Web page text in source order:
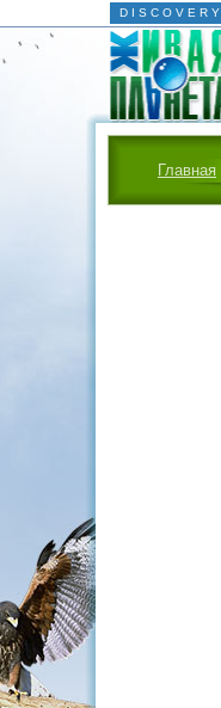
D I S C O V E R Y
Главная